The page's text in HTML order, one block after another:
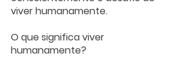
viver humanamente.
O que significa viver
humanamente?